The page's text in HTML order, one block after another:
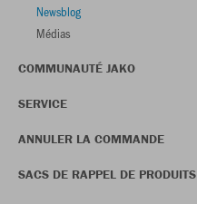
Newsblog
Médias
COMMUNAUTÉ JAKO
SERVICE
ANNULER LA COMMANDE
SACS DE RAPPEL DE PRODUITS